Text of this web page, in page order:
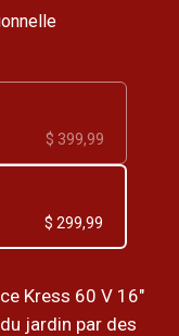
$ 399,99
$ 299,99
Kress 60 V 16"
jardin par des